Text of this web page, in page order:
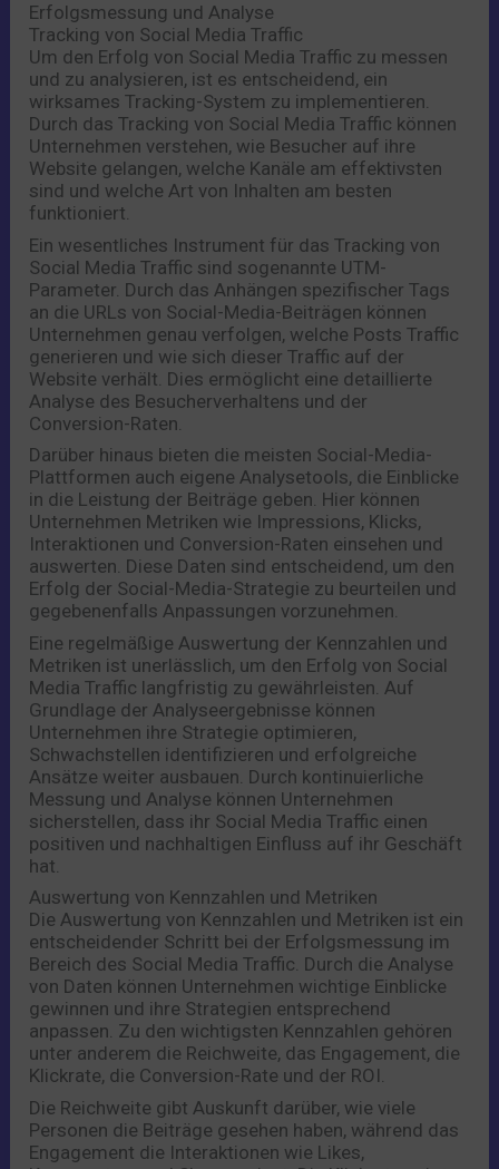
Erfolgsmessung und Analyse
Tracking von Social Media Traffic
Um den Erfolg von Social Media Traffic zu messen
und zu analysieren, ist es entscheidend, ein
wirksames Tracking-System zu implementieren.
Durch das Tracking von Social Media Traffic können
Unternehmen verstehen, wie Besucher auf ihre
Website gelangen, welche Kanäle am effektivsten
sind und welche Art von Inhalten am besten
funktioniert.
Ein wesentliches Instrument für das Tracking von
Social Media Traffic sind sogenannte UTM-
Parameter. Durch das Anhängen spezifischer Tags
an die URLs von Social-Media-Beiträgen können
Unternehmen genau verfolgen, welche Posts Traffic
generieren und wie sich dieser Traffic auf der
Website verhält. Dies ermöglicht eine detaillierte
Analyse des Besucherverhaltens und der
Conversion-Raten.
Darüber hinaus bieten die meisten Social-Media-
Plattformen auch eigene Analysetools, die Einblicke
in die Leistung der Beiträge geben. Hier können
Unternehmen Metriken wie Impressions, Klicks,
Interaktionen und Conversion-Raten einsehen und
auswerten. Diese Daten sind entscheidend, um den
Erfolg der Social-Media-Strategie zu beurteilen und
gegebenenfalls Anpassungen vorzunehmen.
Eine regelmäßige Auswertung der Kennzahlen und
Metriken ist unerlässlich, um den Erfolg von Social
Media Traffic langfristig zu gewährleisten. Auf
Grundlage der Analyseergebnisse können
Unternehmen ihre Strategie optimieren,
Schwachstellen identifizieren und erfolgreiche
Ansätze weiter ausbauen. Durch kontinuierliche
Messung und Analyse können Unternehmen
sicherstellen, dass ihr Social Media Traffic einen
positiven und nachhaltigen Einfluss auf ihr Geschäft
hat.
Auswertung von Kennzahlen und Metriken
Die Auswertung von Kennzahlen und Metriken ist ein
entscheidender Schritt bei der Erfolgsmessung im
Bereich des Social Media Traffic. Durch die Analyse
von Daten können Unternehmen wichtige Einblicke
gewinnen und ihre Strategien entsprechend
anpassen. Zu den wichtigsten Kennzahlen gehören
unter anderem die Reichweite, das Engagement, die
Klickrate, die Conversion-Rate und der ROI.
Die Reichweite gibt Auskunft darüber, wie viele
Personen die Beiträge gesehen haben, während das
Engagement die Interaktionen wie Likes,